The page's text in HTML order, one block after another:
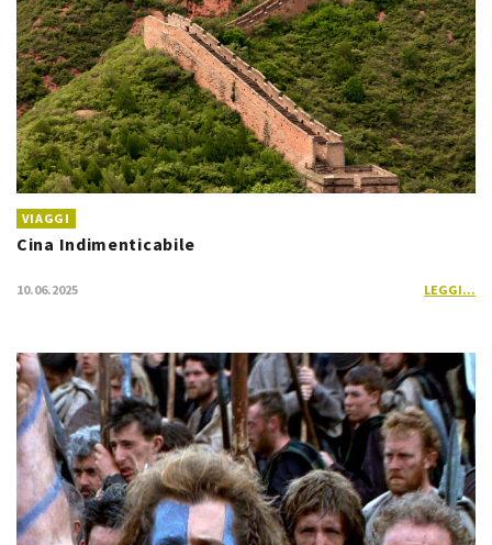
VIAGGI
Cina Indimenticabile
10.06.2025 LEGGI...